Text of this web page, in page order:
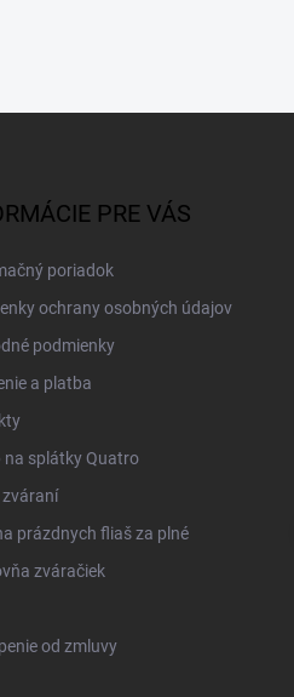
PRE VÁS
poriadok
ochrany osobných údajov
podmienky
a platba
na splátky Quatro
prázdnych fliaš za plné
zváračiek
od zmluvy